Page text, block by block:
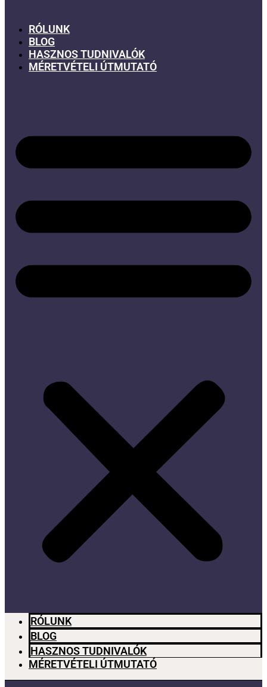
RÓLUNK
BLOG
HASZNOS TUDNIVALÓK
MÉRETVÉTELI ÚTMUTATÓ
RÓLUNK
BLOG
HASZNOS TUDNIVALÓK
MÉRETVÉTELI ÚTMUTATÓ